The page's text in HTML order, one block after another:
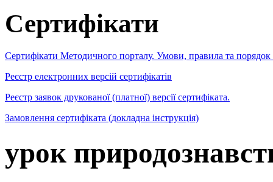
Сертифікати
Сертифікати Методичного порталу. Умови, правила та порядок
Реєстр електронних версій сертифікатів
Реєстр заявок друкованої (платної) версії сертифіката.
Замовлення сертифіката (докладна інструкція)
урок